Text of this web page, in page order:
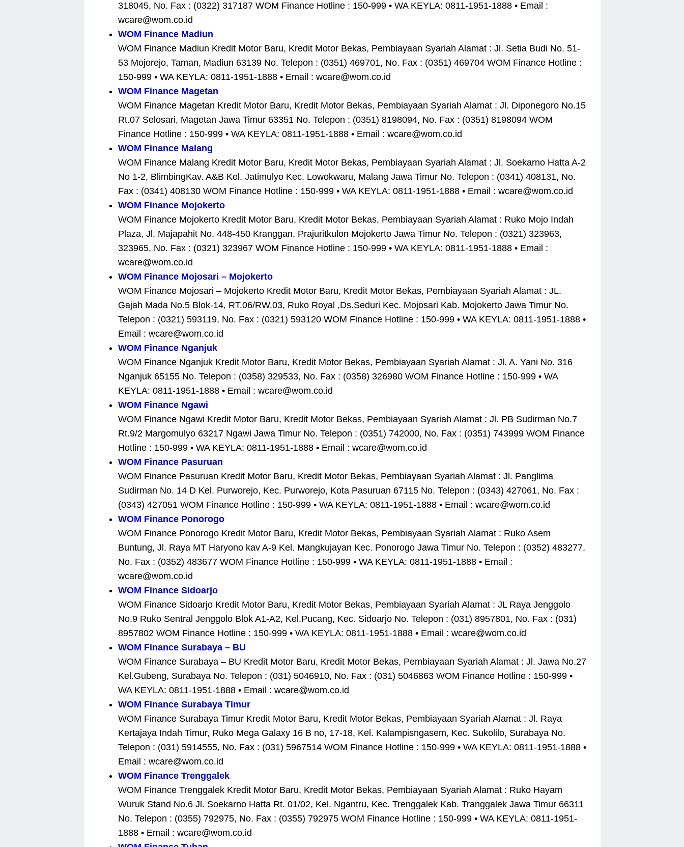
318045, No. Fax : (0322) 317187 WOM Finance Hotline : 150-999 • WA KEYLA: 0811-1951-1888 • Email :
wcare@wom.co.id
WOM Finance Madiun
WOM Finance Madiun Kredit Motor Baru, Kredit Motor Bekas, Pembiayaan Syariah Alamat : Jl. Setia Budi No. 51-
53 Mojorejo, Taman, Madiun 63139 No. Telepon : (0351) 469701, No. Fax : (0351) 469704 WOM Finance Hotline :
150-999 • WA KEYLA: 0811-1951-1888 • Email : wcare@wom.co.id
WOM Finance Magetan
WOM Finance Magetan Kredit Motor Baru, Kredit Motor Bekas, Pembiayaan Syariah Alamat : Jl. Diponegoro No.15
Rt.07 Selosari, Magetan Jawa Timur 63351 No. Telepon : (0351) 8198094, No. Fax : (0351) 8198094 WOM
Finance Hotline : 150-999 • WA KEYLA: 0811-1951-1888 • Email : wcare@wom.co.id
WOM Finance Malang
WOM Finance Malang Kredit Motor Baru, Kredit Motor Bekas, Pembiayaan Syariah Alamat : Jl. Soekarno Hatta A-2
No 1-2, BlimbingKav. A&B Kel. Jatimulyo Kec. Lowokwaru, Malang Jawa Timur No. Telepon : (0341) 408131, No.
Fax : (0341) 408130 WOM Finance Hotline : 150-999 • WA KEYLA: 0811-1951-1888 • Email : wcare@wom.co.id
WOM Finance Mojokerto
WOM Finance Mojokerto Kredit Motor Baru, Kredit Motor Bekas, Pembiayaan Syariah Alamat : Ruko Mojo Indah
Plaza, Jl. Majapahit No. 448-450 Kranggan, Prajuritkulon Mojokerto Jawa Timur No. Telepon : (0321) 323963,
323965, No. Fax : (0321) 323967 WOM Finance Hotline : 150-999 • WA KEYLA: 0811-1951-1888 • Email :
wcare@wom.co.id
WOM Finance Mojosari – Mojokerto
WOM Finance Mojosari – Mojokerto Kredit Motor Baru, Kredit Motor Bekas, Pembiayaan Syariah Alamat : JL.
Gajah Mada No.5 Blok-14, RT.06/RW.03, Ruko Royal ,Ds.Seduri Kec. Mojosari Kab. Mojokerto Jawa Timur No.
Telepon : (0321) 593119, No. Fax : (0321) 593120 WOM Finance Hotline : 150-999 • WA KEYLA: 0811-1951-1888 •
Email : wcare@wom.co.id
WOM Finance Nganjuk
WOM Finance Nganjuk Kredit Motor Baru, Kredit Motor Bekas, Pembiayaan Syariah Alamat : Jl. A. Yani No. 316
Nganjuk 65155 No. Telepon : (0358) 329533, No. Fax : (0358) 326980 WOM Finance Hotline : 150-999 • WA
KEYLA: 0811-1951-1888 • Email : wcare@wom.co.id
WOM Finance Ngawi
WOM Finance Ngawi Kredit Motor Baru, Kredit Motor Bekas, Pembiayaan Syariah Alamat : Jl. PB Sudirman No.7
Rt.9/2 Margomulyo 63217 Ngawi Jawa Timur No. Telepon : (0351) 742000, No. Fax : (0351) 743999 WOM Finance
Hotline : 150-999 • WA KEYLA: 0811-1951-1888 • Email : wcare@wom.co.id
WOM Finance Pasuruan
WOM Finance Pasuruan Kredit Motor Baru, Kredit Motor Bekas, Pembiayaan Syariah Alamat : Jl. Panglima
Sudirman No. 14 D Kel. Purworejo, Kec. Purworejo, Kota Pasuruan 67115 No. Telepon : (0343) 427061, No. Fax :
(0343) 427051 WOM Finance Hotline : 150-999 • WA KEYLA: 0811-1951-1888 • Email : wcare@wom.co.id
WOM Finance Ponorogo
WOM Finance Ponorogo Kredit Motor Baru, Kredit Motor Bekas, Pembiayaan Syariah Alamat : Ruko Asem
Buntung, Jl. Raya MT Haryono kav A-9 Kel. Mangkujayan Kec. Ponorogo Jawa Timur No. Telepon : (0352) 483277,
No. Fax : (0352) 483677 WOM Finance Hotline : 150-999 • WA KEYLA: 0811-1951-1888 • Email :
wcare@wom.co.id
WOM Finance Sidoarjo
WOM Finance Sidoarjo Kredit Motor Baru, Kredit Motor Bekas, Pembiayaan Syariah Alamat : JL Raya Jenggolo
No.9 Ruko Sentral Jenggolo Blok A1-A2, Kel.Pucang, Kec. Sidoarjo No. Telepon : (031) 8957801, No. Fax : (031)
8957802 WOM Finance Hotline : 150-999 • WA KEYLA: 0811-1951-1888 • Email : wcare@wom.co.id
WOM Finance Surabaya – BU
WOM Finance Surabaya – BU Kredit Motor Baru, Kredit Motor Bekas, Pembiayaan Syariah Alamat : Jl. Jawa No.27
Kel.Gubeng, Surabaya No. Telepon : (031) 5046910, No. Fax : (031) 5046863 WOM Finance Hotline : 150-999 •
WA KEYLA: 0811-1951-1888 • Email : wcare@wom.co.id
WOM Finance Surabaya Timur
WOM Finance Surabaya Timur Kredit Motor Baru, Kredit Motor Bekas, Pembiayaan Syariah Alamat : Jl. Raya
Kertajaya Indah Timur, Ruko Mega Galaxy 16 B no, 17-18, Kel. Kalampisngasem, Kec. Sukolilo, Surabaya No.
Telepon : (031) 5914555, No. Fax : (031) 5967514 WOM Finance Hotline : 150-999 • WA KEYLA: 0811-1951-1888 •
Email : wcare@wom.co.id
WOM Finance Trenggalek
WOM Finance Trenggalek Kredit Motor Baru, Kredit Motor Bekas, Pembiayaan Syariah Alamat : Ruko Hayam
Wuruk Stand No.6 Jl. Soekarno Hatta Rt. 01/02, Kel. Ngantru, Kec. Trenggalek Kab. Tranggalek Jawa Timur 66311
No. Telepon : (0355) 792975, No. Fax : (0355) 792975 WOM Finance Hotline : 150-999 • WA KEYLA: 0811-1951-
1888 • Email : wcare@wom.co.id